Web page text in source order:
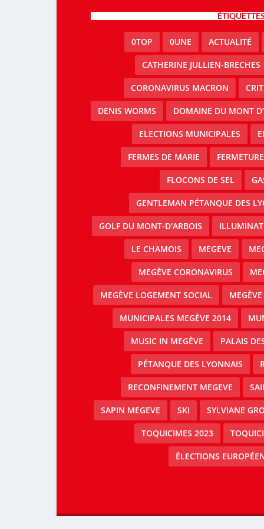
0TOP 0UNE ACTUALITÉ
CATHERINE JULLIEN-BRECHES
CORONAVIRUS MACRON
DENIS WORMS DOMAINE DU MONT
ELECTIONS MUNICIPALES
FERMES DE MARIE
FLOCONS DE SEL
GENTLEMAN PÉTANQUE DES
GOLF DU MONT-D'ARBOIS
LE CHAMOIS MEGEVE
MEGÈVE CORONAVIRUS
MEGÈVE LOGEMENT SOCIAL
MUNICIPALES MEGÈVE 2014
MUSIC IN MEGÈVE PALAIS
PÉTANQUE DES LYONNAIS
RECONFINEMENT MEGEVE
SAPIN MEGEVE SKI SYLVIANE
TOQUICIMES 2023
ÉLECTIONS